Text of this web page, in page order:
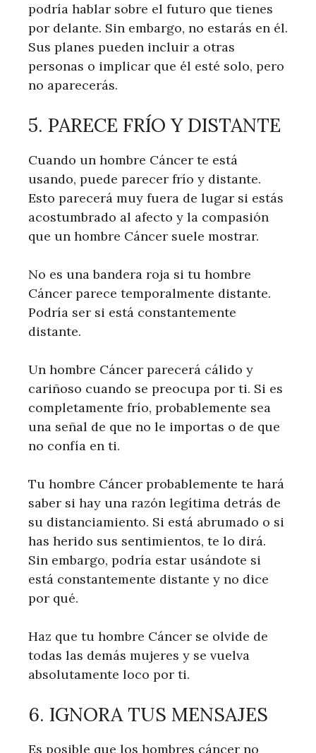
podría hablar sobre el futuro que tienes
por delante. Sin embargo, no estarás en él.
Sus planes pueden incluir a otras
personas o implicar que él esté solo, pero
no aparecerás.
5. PARECE FRÍO Y DISTANTE
Cuando un hombre Cáncer te está
usando, puede parecer frío y distante.
Esto parecerá muy fuera de lugar si estás
acostumbrado al afecto y la compasión
que un hombre Cáncer suele mostrar.
No es una bandera roja si tu hombre
Cáncer parece temporalmente distante.
Podría ser si está constantemente
distante.
Un hombre Cáncer parecerá cálido y
cariñoso cuando se preocupa por ti. Si es
completamente frío, probablemente sea
una señal de que no le importas o de que
no confía en ti.
Tu hombre Cáncer probablemente te hará
saber si hay una razón legítima detrás de
su distanciamiento. Si está abrumado o si
has herido sus sentimientos, te lo dirá.
Sin embargo, podría estar usándote si
está constantemente distante y no dice
por qué.
Haz que tu hombre Cáncer se olvide de
todas las demás mujeres y se vuelva
absolutamente loco por ti.
6. IGNORA TUS MENSAJES
Es posible que los hombres cáncer no